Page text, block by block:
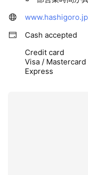
Cash accepted
Credit card
Visa /
Express